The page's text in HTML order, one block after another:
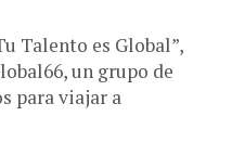
Talento es Global”,
un grupo de
para viajar a